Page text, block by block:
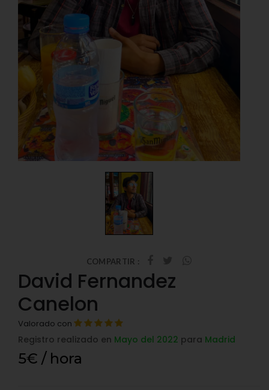
COMPARTIR :
David Fernandez
Canelon
Valorado con
Registro realizado en Mayo del 2022 para Madrid
5€ / hora